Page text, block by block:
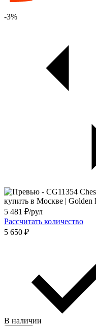
-3%
5 481 ₽/рул
Рассчитать количество
5 650 ₽
В наличии